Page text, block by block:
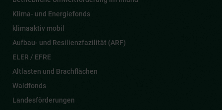
Klima- und Energiefonds
klimaaktiv mobil
Aufbau- und Resilienzfazilität (ARF)
ELER / EFRE
Altlasten und Brachflächen
Waldfonds
Landesförderungen